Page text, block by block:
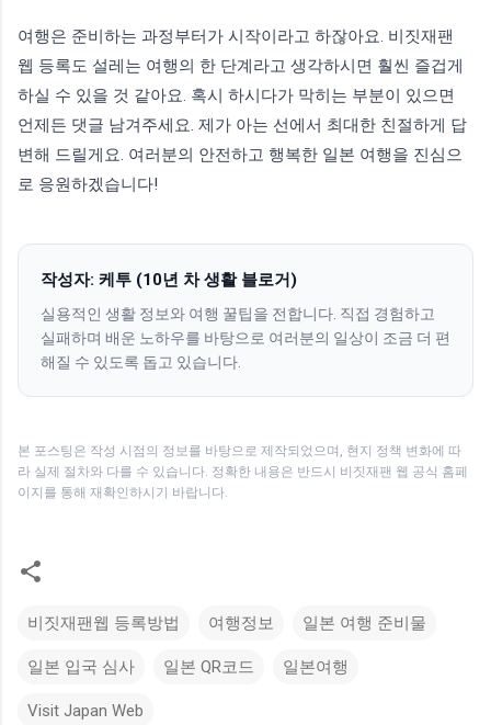
여행은 준비하는 과정부터가 시작이라고 하잖아요. 비짓재팬
웹 등록도 설레는 여행의 한 단계라고 생각하시면 훨씬 즐겁게
하실 수 있을 것 같아요. 혹시 하시다가 막히는 부분이 있으면
언제든 댓글 남겨주세요. 제가 아는 선에서 최대한 친절하게 답
변해 드릴게요. 여러분의 안전하고 행복한 일본 여행을 진심으
로 응원하겠습니다!
작성자: 케투 (10년 차 생활 블로거)
실용적인 생활 정보와 여행 꿀팁을 전합니다. 직접 경험하고
실패하며 배운 노하우를 바탕으로 여러분의 일상이 조금 더 편
해질 수 있도록 돕고 있습니다.
본 포스팅은 작성 시점의 정보를 바탕으로 제작되었으며, 현지 정책 변화에 따
라 실제 절차와 다를 수 있습니다. 정확한 내용은 반드시 비짓재팬 웹 공식 홈페
이지를 통해 재확인하시기 바랍니다.
비짓재팬웹 등록방법 여행정보 일본 여행 준비물
일본 입국 심사 일본 QR코드 일본여행
Visit Japan Web